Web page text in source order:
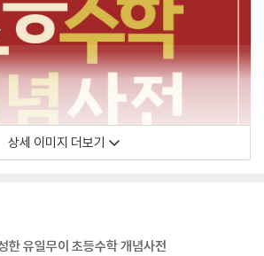
상세 이미지 더보기
한 유일무이 초등수학 개념사전